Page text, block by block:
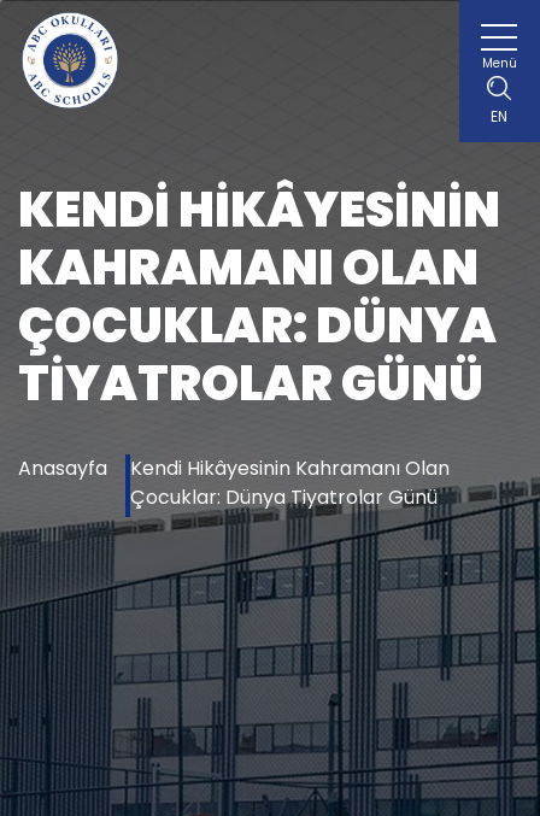
Menü
EN
KENDI HIKÂYESININ
KAHRAMANI OLAN
ÇOCUKLAR: DÜNYA
TIYATROLAR GÜNÜ
Anasayfa
Kendi Hikâyesinin Kahramanı Olan
Çocuklar: Dünya Tiyatrolar Günü